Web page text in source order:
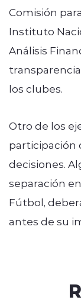
Comisión
Instituto
Análisis
los clubes.
Otro de los
participación
decisiones.
separación
Fútbol,
antes de su